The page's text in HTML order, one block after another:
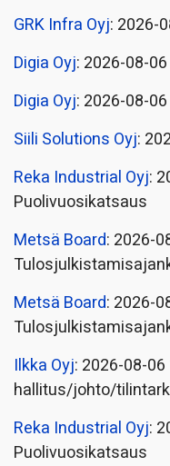
GRK Infra Oyj: 2026-
Digia Oyj: 2026-08-
Digia Oyj: 2026-08-
Siili Solutions Oyj:
Reka Industrial Oyj:
Puolivuosikatsaus
Metsä Board: 2026-
Metsä Board: 2026-
Ilkka Oyj: 2026-08-
hallitus/johto/
Reka Industrial Oyj:
Puolivuosikatsaus